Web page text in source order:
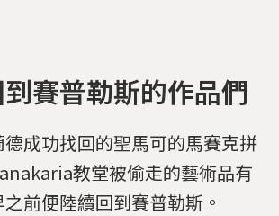
賽普勒斯的作品們
成功找回的聖馬可的馬賽克拼
教堂被偷走的藝術品有
前便陸續回到賽普勒斯。